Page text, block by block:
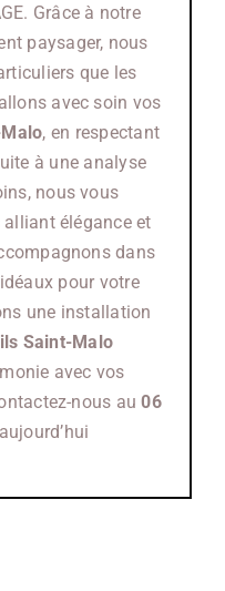
Grâce à notre
paysager, nous
que les
avec soin vos
, en respectant
à une analyse
nous vous
élégance et
dans
pour votre
une installation
Saint-Malo
avec vos
nous au06